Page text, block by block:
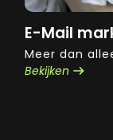
E-Mail
Meer dan
Bekijken